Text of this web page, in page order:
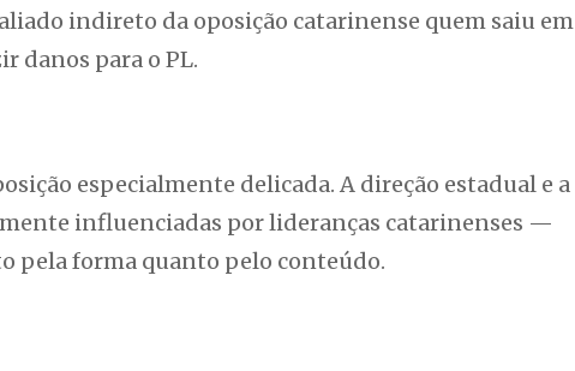
indireto da oposição catarinense quem saiu em
danos para o PL.
especialmente delicada. A direção estadual e a
influenciadas por lideranças catarinenses —
pela forma quanto pelo conteúdo.